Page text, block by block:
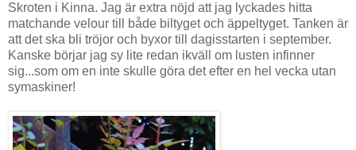
Skroten i Kinna. Jag är extra nöjd att jag lyckades hitta
matchande velour till både biltyget och äppeltyget. Tanken är
att det ska bli tröjor och byxor till dagisstarten i september.
Kanske börjar jag sy lite redan ikväll om lusten infinner
sig...som om en inte skulle göra det efter en hel vecka utan
symaskiner!